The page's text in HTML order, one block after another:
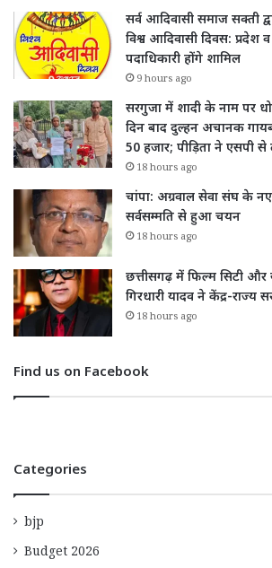
सर्व आदिवासी समाज सक्ती
विश्व आदिवासी दिवस: प्रदेश
पदाधिकारी होंगे शामिल
9 hours ago
सरगुजा में शादी के नाम पर
दिन बाद दुल्हन अचानक
50 हजार; पीड़िता ने एसपी से
18 hours ago
चांपा: अग्रवाल सेवा संघ के
सर्वसम्मति से हुआ चयन
18 hours ago
छत्तीसगढ़ में फिल्म सिटी और
गिरधारी यादव ने केंद्र-राज्य
18 hours ago
Find us on Facebook
Categories
bjp
Budget 2026